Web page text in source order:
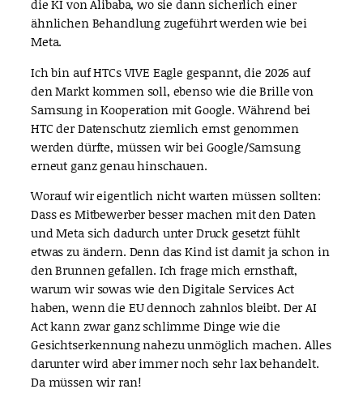
die KI von Alibaba, wo sie dann sicherlich einer
ähnlichen Behandlung zugeführt werden wie bei
Meta.
Ich bin auf HTCs VIVE Eagle gespannt, die 2026 auf
den Markt kommen soll, ebenso wie die Brille von
Samsung in Kooperation mit Google. Während bei
HTC der Datenschutz ziemlich ernst genommen
werden dürfte, müssen wir bei Google/Samsung
erneut ganz genau hinschauen.
Worauf wir eigentlich nicht warten müssen sollten:
Dass es Mitbewerber besser machen mit den Daten
und Meta sich dadurch unter Druck gesetzt fühlt
etwas zu ändern. Denn das Kind ist damit ja schon in
den Brunnen gefallen. Ich frage mich ernsthaft,
warum wir sowas wie den Digitale Services Act
haben, wenn die EU dennoch zahnlos bleibt. Der AI
Act kann zwar ganz schlimme Dinge wie die
Gesichtserkennung nahezu unmöglich machen. Alles
darunter wird aber immer noch sehr lax behandelt.
Da müssen wir ran!